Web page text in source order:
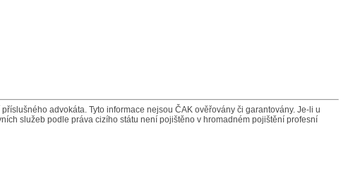
advokáta. Tyto informace nejsou ČAK ověřovány či garantovány. Je-li u
služeb podle práva cizího státu není pojištěno v hromadném pojištění profesní